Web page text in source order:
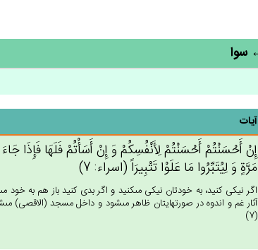
آیات
إِن‌ْ أَحْسَنْتُم‌ْ أَحْسَنْتُم‌ْ لِأَنْفُسِكُم‌ْ وَ إِن‌ْ أَسَأْتُم‌ْ فَلَهَا فَإِذَا
مَرَّة‌ٍ وَ لِيُتَبِّرُوا مَا عَلَوْا تَتْبِيرَاً (اسراء: 7)
اگر نيكى كنيد، به خودتان نيكى مى‏كنيد و اگر بدى كنيد باز هم به
آثار غم و اندوه در صورتهايتان ظاهر مى‏شود و داخل مسجد (الاقصى)
(7)